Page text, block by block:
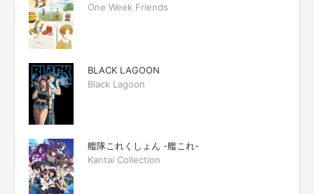
One Week Friends
BLACK LAGOON
Black Lagoon
艦隊これくしょん -艦これ-
Kantai Collection